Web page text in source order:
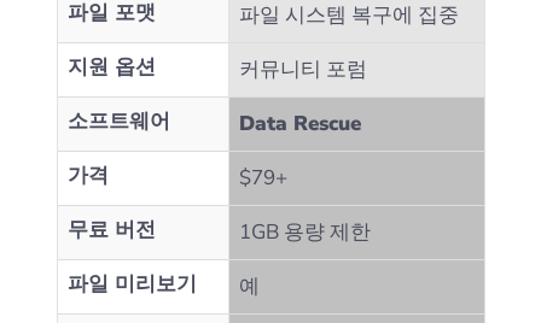
파일 포맷
파일 시스템 복구에 집중
지원 옵션
커뮤니티 포럼
소프트웨어
Data Rescue
가격
$79+
무료 버전
1GB 용량 제한
파일 미리보기
예